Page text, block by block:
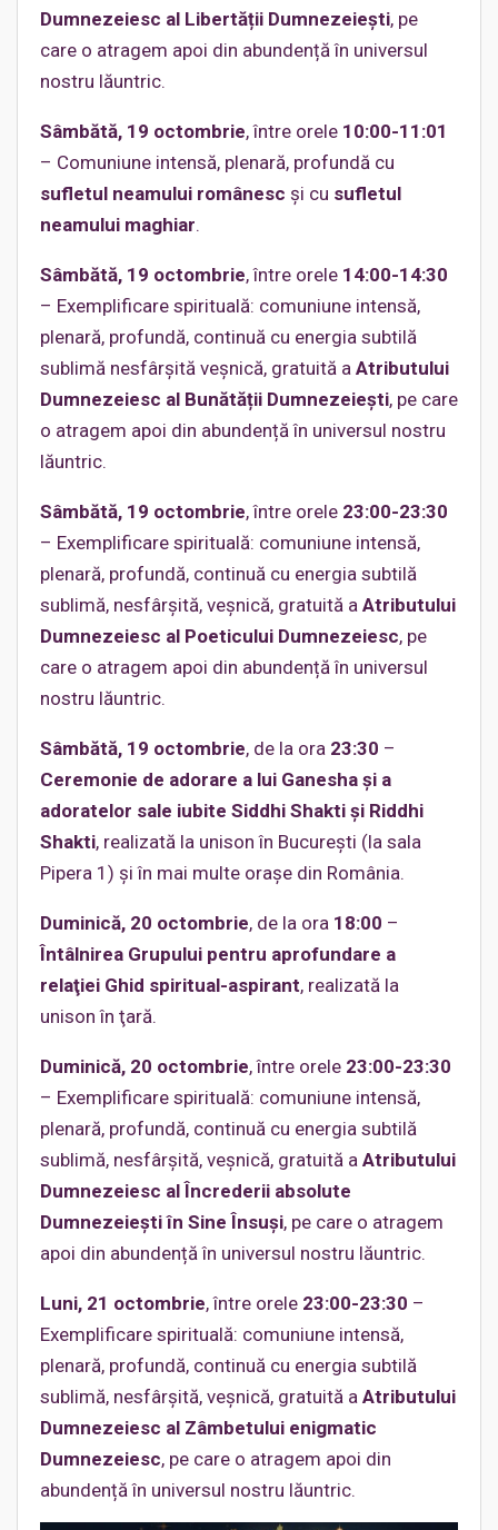
Dumnezeiesc al Libertății Dumnezeiești, pe
care o atragem apoi din abundență în universul
nostru lăuntric.
Sâmbătă, 19 octombrie, între orele 10:00-11:01
– Comuniune intensă, plenară, profundă cu
sufletul neamului românesc și cu sufletul
neamului maghiar.
Sâmbătă, 19 octombrie, între orele 14:00-14:30
– Exemplificare spirituală: comuniune intensă,
plenară, profundă, continuă cu energia subtilă
sublimă nesfârșită veșnică, gratuită a Atributului
Dumnezeiesc al Bunătății Dumnezeiești, pe care
o atragem apoi din abundență în universul nostru
lăuntric.
Sâmbătă, 19 octombrie, între orele 23:00-23:30
– Exemplificare spirituală: comuniune intensă,
plenară, profundă, continuă cu energia subtilă
sublimă, nesfârșită, veșnică, gratuită a Atributului
Dumnezeiesc al Poeticului Dumnezeiesc, pe
care o atragem apoi din abundență în universul
nostru lăuntric.
Sâmbătă, 19 octombrie, de la ora 23:30 –
Ceremonie de adorare a lui Ganesha și a
adoratelor sale iubite Siddhi Shakti și Riddhi
Shakti, realizată la unison în București (la sala
Pipera 1) și în mai multe orașe din România.
Duminică, 20 octombrie, de la ora 18:00 –
Întâlnirea Grupului pentru aprofundare a
relaţiei Ghid spiritual-aspirant, realizată la
unison în ţară.
Duminică, 20 octombrie, între orele 23:00-23:30
– Exemplificare spirituală: comuniune intensă,
plenară, profundă, continuă cu energia subtilă
sublimă, nesfârșită, veșnică, gratuită a Atributului
Dumnezeiesc al Încrederii absolute
Dumnezeiești în Sine Însuşi, pe care o atragem
apoi din abundență în universul nostru lăuntric.
Luni, 21 octombrie, între orele 23:00-23:30 –
Exemplificare spirituală: comuniune intensă,
plenară, profundă, continuă cu energia subtilă
sublimă, nesfârșită, veșnică, gratuită a Atributului
Dumnezeiesc al Zâmbetului enigmatic
Dumnezeiesc, pe care o atragem apoi din
abundență în universul nostru lăuntric.